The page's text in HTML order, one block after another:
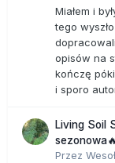
Miałem i
tego
opisów na
kończę
i sporo
Living Soil
sezonowa🔥
Przez